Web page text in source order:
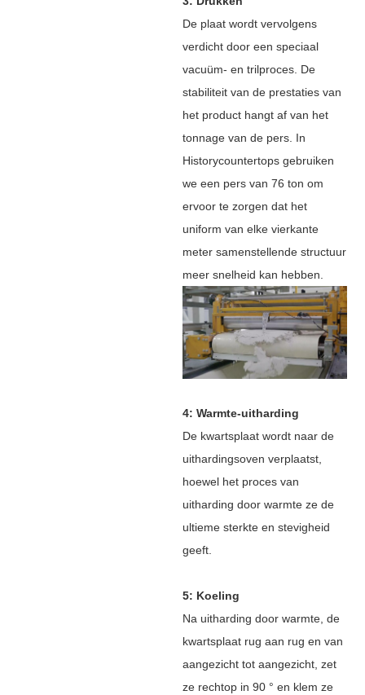
De plaat wordt vervolgens
verdicht door een speciaal
vacuüm- en trilproces. De
stabiliteit van de prestaties van
het product hangt af van het
tonnage van de pers. In
Historycountertops gebruiken
we een pers van 76 ton om
ervoor te zorgen dat het
uniform van elke vierkante
meter samenstellende structuur
meer snelheid kan hebben.
4: Warmte-uitharding
De kwartsplaat wordt naar de
uithardingsoven verplaatst,
hoewel het proces van
uitharding door warmte ze de
ultieme sterkte en stevigheid
geeft.
5: Koeling
Na uitharding door warmte, de
kwartsplaat rug aan rug en van
aangezicht tot aangezicht, zet
ze rechtop in 90 ° en klem ze